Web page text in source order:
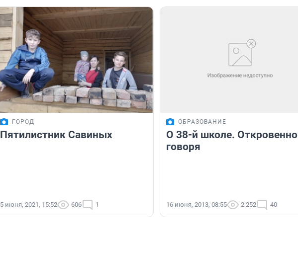
ГОРОД
Пятилистник Савиных
5 июня, 2021, 15:52 606 1
ОБРАЗОВАНИЕ
О 38-й школе. Откровенно
говоря
16 июня, 2013, 08:55 2 252 40